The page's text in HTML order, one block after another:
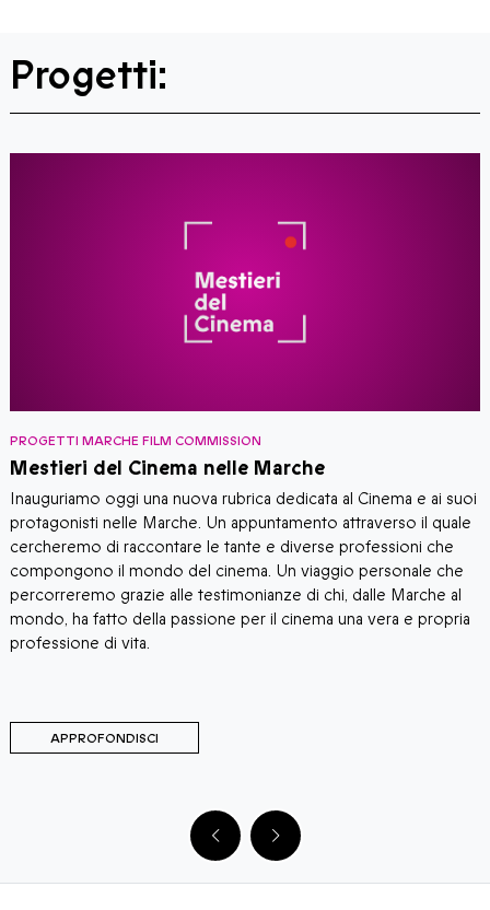
Progetti:
PROGETTI MARCHE FILM COMMISSION
Mestieri del Cinema nelle Marche
Inauguriamo oggi una nuova rubrica dedicata al Cinema e ai suoi
protagonisti nelle Marche. Un appuntamento attraverso il quale
cercheremo di raccontare le tante e diverse professioni che
compongono il mondo del cinema. Un viaggio personale che
percorreremo grazie alle testimonianze di chi, dalle Marche al
mondo, ha fatto della passione per il cinema una vera e propria
professione di vita.
APPROFONDISCI